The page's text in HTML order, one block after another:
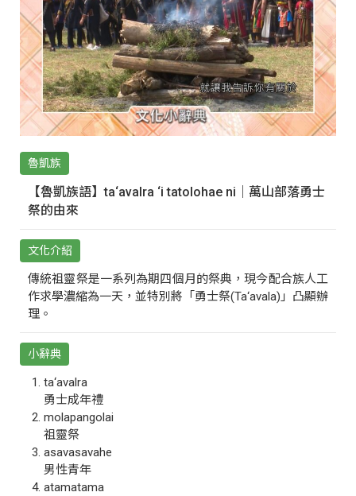
魯凱族
【魯凱族語】ta‘avalra ‘i tatolohae ni｜萬山部落勇士
祭的由來
文化介紹
傳統祖靈祭是一系列為期四個月的祭典，現今配合族人工
作求學濃縮為一天，並特別將「勇士祭(Ta‘avala)」凸顯辦
理。
小辭典
ta‘avalra
勇士成年禮
molapangolai
祖靈祭
asavasavahe
男性青年
atamatama